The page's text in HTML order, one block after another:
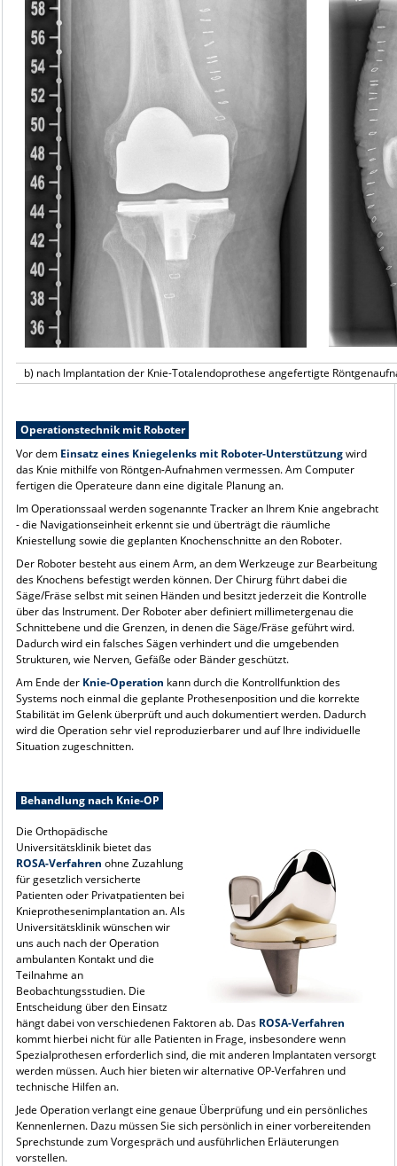
b) nach Implantation der Knie-Totalendoprothese angefertigte
Operationstechnik mit Roboter
Vor dem Einsatz eines Kniegelenks mit Roboter-Unterstützungwird
das Knie mithilfe von Röntgen-Aufnahmen vermessen. Am Computer
fertigen die Operateure dann eine digitale Planung an.
Im Operationssaal werden sogenannte Tracker an Ihrem Knie angebracht
- die Navigationseinheit erkennt sie und überträgt die räumliche
Kniestellung sowie die geplanten Knochenschnitte an den Roboter.
Der Roboter besteht aus einem Arm, an dem Werkzeuge zur Bearbeitung
des Knochens befestigt werden können. Der Chirurg führt dabei die
Säge/Fräse selbst mit seinen Händen und besitzt jederzeit die Kontrolle
über das Instrument. Der Roboter aber definiert millimetergenau die
Schnittebene und die Grenzen, in denen die Säge/Fräse geführt wird.
Dadurch wird ein falsches Sägen verhindert und die umgebenden
Strukturen, wie Nerven, Gefäße oder Bänder geschützt.
Am Ende der Knie-Operation kann durch die Kontrollfunktion des
Systems noch einmal die geplante Prothesenposition und die korrekte
Stabilität im Gelenk überprüft und auch dokumentiert werden. Dadurch
wird die Operation sehr viel reproduzierbarer und auf Ihre individuelle
Situation zugeschnitten.
Behandlung nach Knie-OP
Die Orthopädische
Universitätsklinik bietet das
ROSA-Verfahren ohne Zuzahlung
für gesetzlich versicherte
Patienten oder Privatpatienten bei
Knieprothesenimplantation an. Als
Universitätsklinik wünschen wir
uns auch nach der Operation
ambulanten Kontakt und die
Teilnahme an
Beobachtungsstudien. Die
Entscheidung über den Einsatz
hängt dabei von verschiedenen Faktoren ab. Das ROSA-Verfahren
kommt hierbei nicht für alle Patienten in Frage, insbesondere wenn
Spezialprothesen erforderlich sind, die mit anderen Implantaten versorgt
werden müssen. Auch hier bieten wir alternative OP-Verfahren und
technische Hilfen an.
Jede Operation verlangt eine genaue Überprüfung und ein persönliches
Kennenlernen. Dazu müssen Sie sich persönlich in einer vorbereitenden
Sprechstunde zum Vorgespräch und ausführlichen Erläuterungen
vorstellen.